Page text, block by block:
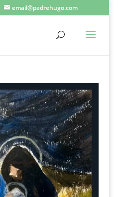
email@padrehugo.com